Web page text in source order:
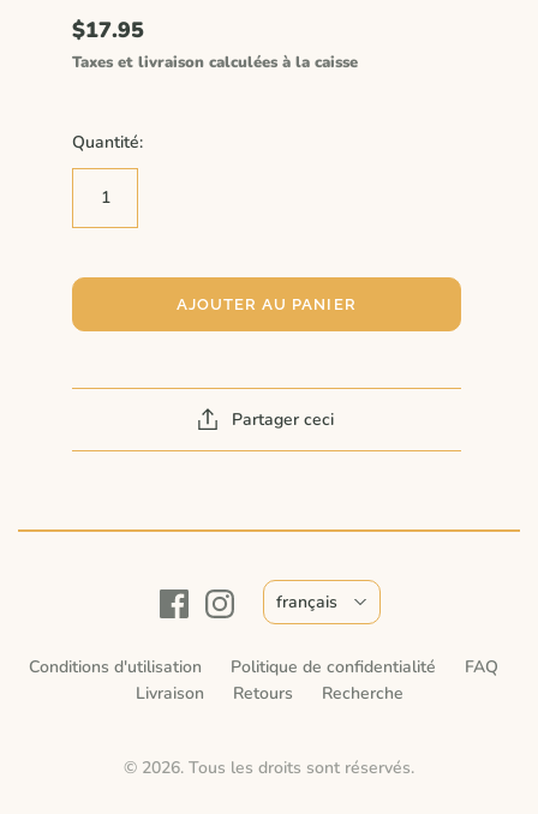
$17.95
Taxes et livraison calculées à la caisse
Quantité:
AJOUTER AU PANIER
Partager ceci
Conditions d'utilisation Politique de confidentialité
FAQ
Livraison
Retours Recherche
© 2026. Tous les droits sont réservés.
français